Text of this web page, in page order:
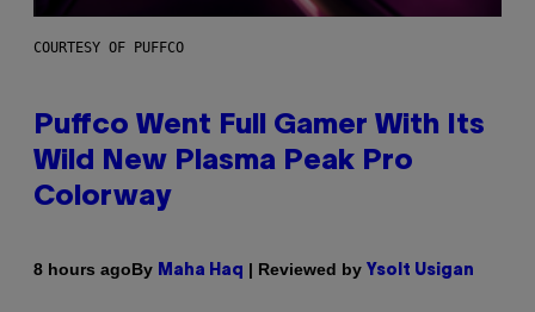
COURTESY OF PUFFCO
Puffco Went Full Gamer With Its
Wild New Plasma Peak Pro
Colorway
8 hours agoBy Maha Haq | Reviewed by Ysolt Usigan